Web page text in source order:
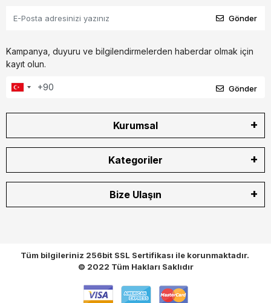
Gönder
Kampanya, duyuru ve bilgilendirmelerden haberdar olmak için
kayıt olun.
Gönder
Kurumsal
Kategoriler
Bize Ulaşın
Tüm bilgileriniz 256bit SSL Sertifikası ile korunmaktadır.
© 2022 Tüm Hakları Saklıdır